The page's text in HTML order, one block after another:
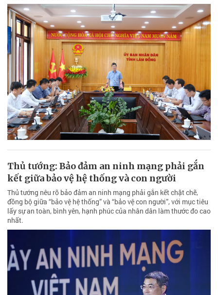
Thủ tướng: Bảo đảm an ninh mạng phải gắn
kết giữa bảo vệ hệ thống và con người
Thủ tướng nêu rõ bảo đảm an ninh mạng phải gắn kết chặt chẽ,
đồng bộ giữa “bảo vệ hệ thống” và “bảo vệ con người”, với mục tiêu
lấy sự an toàn, bình yên, hạnh phúc của nhân dân làm thước đo cao
nhất.